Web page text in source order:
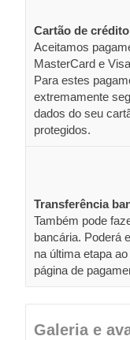
Cartão de crédito
Aceitamos
MasterCard e
Para estes
extremamente
dados do seu
protegidos.
Transferência
Também pode
bancária. Poderá
na última etapa
página de
Galeria e